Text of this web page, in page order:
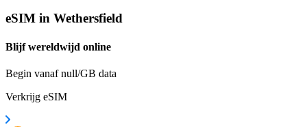
eSIM in Wethersfield
Blijf wereldwijd online
Begin vanaf null/GB data
Verkrijg eSIM